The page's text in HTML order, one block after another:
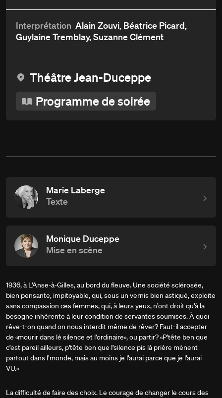
Interprétation Alain Zouvi, Béatrice Picard,
Guylaine Tremblay, Suzanne Clément
Théâtre Jean-Duceppe
Programme de soirée
Marie Laberge
Texte
Monique Duceppe
Mise en scène
1936, à L’Anse-à-Gilles, au bord du fleuve. Une société sclérosée,
bien pensante, impitoyable, qui, sous un vernis bien astiqué, exploite
sans compassion ces femmes, qui, à leurs yeux, n’ont droit qu’à la
besogne inhérente à leur condition de servantes soumises. À quoi
rêve-t-on quand on nous interdit même de rêver? Faut-il accepter
de «mourir dans lé silence et l’ordinaire», ou partir? «P'tête ben que
c’est pareil ailleurs, p'tête ben que l’silence pis là prière mènent
partout dans l’monde, mais au moins je l’aurai parce que je l’aurai
VU.»
La difficulté de faire des choix. Le courage de changer le cours des